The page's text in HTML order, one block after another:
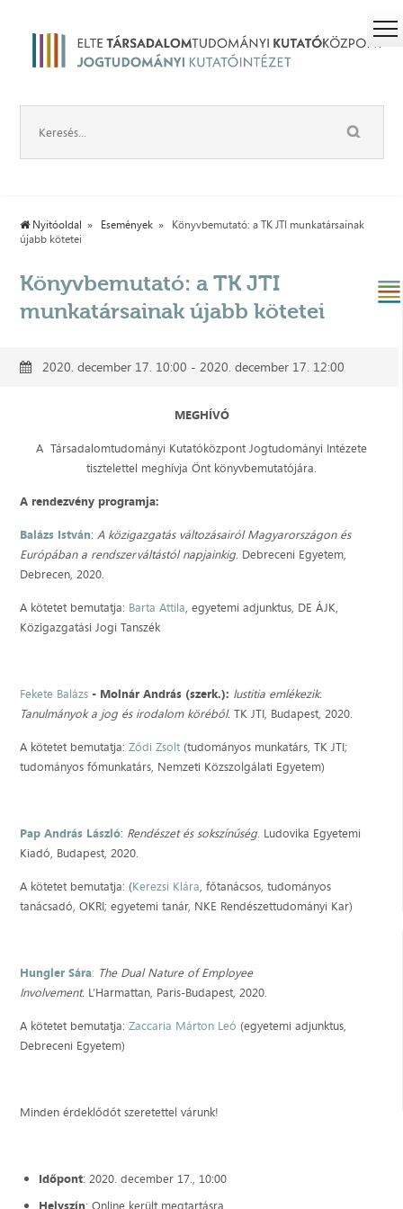
Nyitóoldal Események
Könyvbemutató: a TK JTI munkatársainak
újabb kötetei
Könyvbemutató: a TK JTI
munkatársainak újabb kötetei
2020. december 17. 10:00 - 2020. december 17. 12:00
MEGHÍVÓ
A Társadalomtudományi Kutatóközpont Jogtudományi Intézete
tisztelettel meghívja Önt könyvbemutatójára.
A rendezvény programja:
Balázs István: A közigazgatás változásairól Magyarországon és
Európában a rendszerváltástól napjainkig . Debreceni Egyetem,
Debrecen, 2020.
A kötetet bemutatja: Barta Attila , egyetemi adjunktus, DE ÁJK,
Közigazgatási Jogi Tanszék
Fekete Balázs - Molnár András (szerk.): Iustitia emlékezik.
Tanulmányok a jog és irodalom köréből. TK JTI, Budapest, 2020.
A kötetet bemutatja:Ződi Zsolt (tudományos munkatárs, TK JTI;
tudományos főmunkatárs, Nemzeti Közszolgálati Egyetem)
Pap András László: Rendészet és sokszínűség . Ludovika Egyetemi
Kiadó, Budapest, 2020.
A kötetet bemutatja: (Kerezsi Klára , főtanácsos, tudományos
tanácsadó, OKRI; egyetemi tanár, NKE Rendészettudományi Kar)
Hungler Sára: The Dual Nature of Employee
Involvement. L’Harmattan, Paris-Budapest, 2020.
A kötetet bemutatja:Zaccaria Márton Leó (egyetemi adjunktus,
Debreceni Egyetem)
Minden érdeklődőt szeretettel várunk!
Időpont: 2020. december 17., 10:00
Helyszín: Online került megtartásra